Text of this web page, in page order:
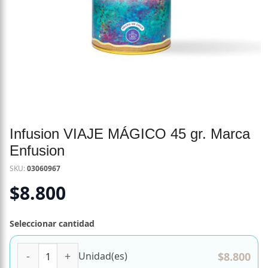
Infusion VIAJE MÁGICO 45 gr. Marca
Enfusion
SKU:03060967
$8.800
Seleccionar cantidad
Unidad(es) $8.800